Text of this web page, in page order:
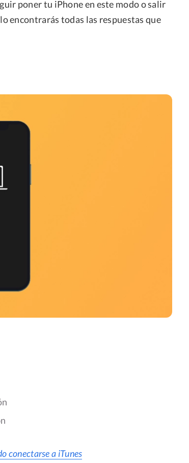
poner tu iPhone en este modo o salir
encontrarás todas las respuestas que
conectarse a iTunes